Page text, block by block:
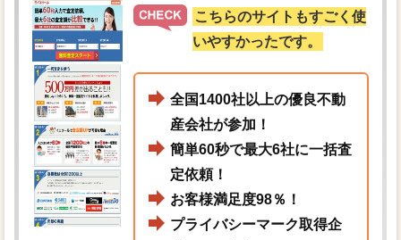
こちらのサイトもすごく使
いやすかったです。
全国1400社以上の優良不動
産会社が参加！
簡単60秒で最大6社に一括査
定依頼！
お客様満足度98％！
プライバシーマーク取得企